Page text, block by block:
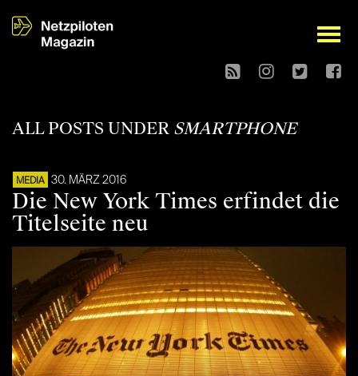
open
ALL POSTS UNDER SMARTPHONE
MEDIA 30. MÄRZ 2016
Die New York Times erfindet die
Titelseite neu